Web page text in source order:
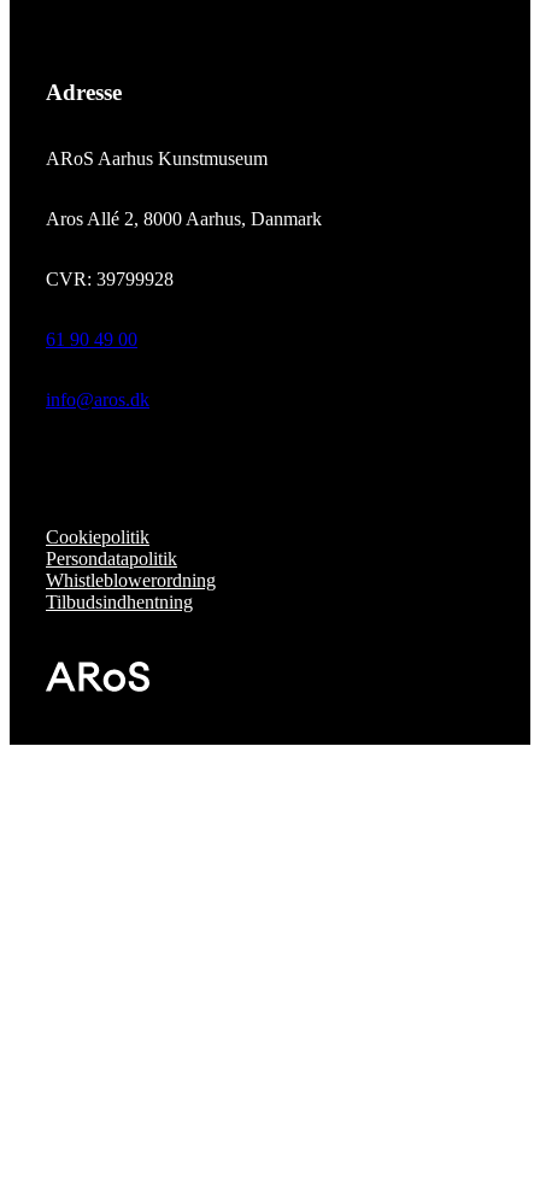
Adresse
ARoS Aarhus Kunstmuseum
Aros Allé 2, 8000 Aarhus, Danmark
CVR: 39799928
61 90 49 00
info@aros.dk
Cookiepolitik
Persondatapolitik
Whistleblowerordning
Tilbudsindhentning